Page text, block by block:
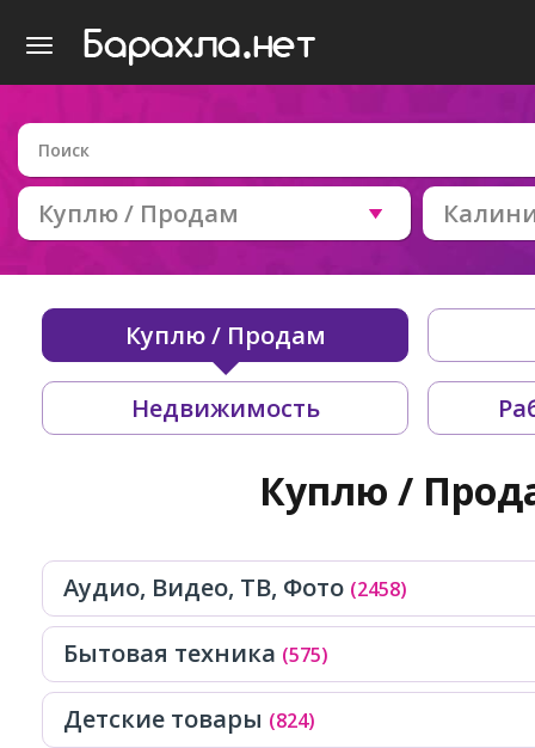
Куплю / Продам
Куплю / Продам
Недвижимость
Куплю /
Аудио, Видео, ТВ, Фото (2458)
Бытовая техника (575)
Детские товары (824)